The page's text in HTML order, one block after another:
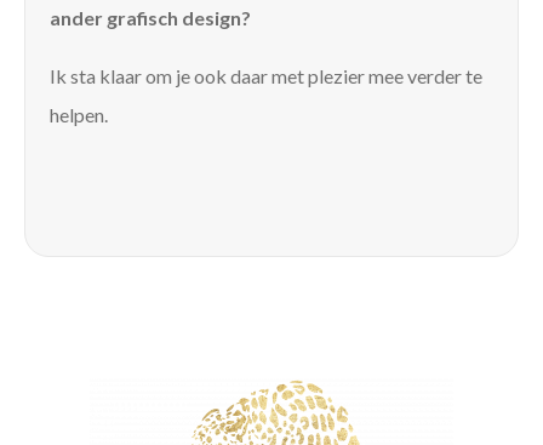
ander grafisch design?
Ik sta klaar om je ook daar met plezier mee verder te
helpen.